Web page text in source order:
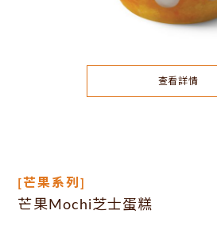
查看詳情
[芒果系列]
芒果Mochi芝士蛋糕